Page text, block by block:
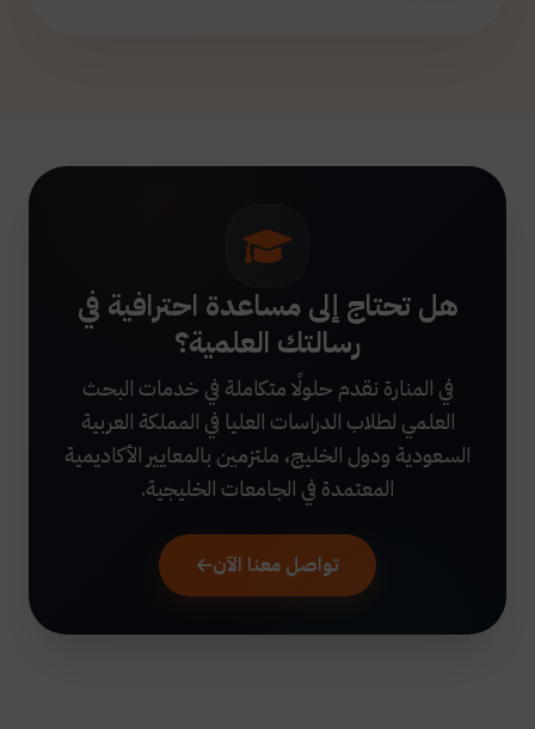
هل تحتاج إلى مساعدة احترافية في
رسالتك العلمية؟
في المنارة نقدم حلولًا متكاملة في خدمات البحث
العلمي لطلاب الدراسات العليا في المملكة العربية
السعودية ودول الخليج، ملتزمين بالمعايير الأكاديمية
المعتمدة في الجامعات الخليجية.
تواصل معنا الآن